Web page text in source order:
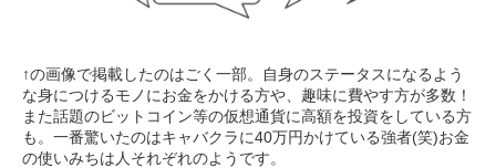
↑の画像で掲載したのはごく一部。自身のステータスになるよう
な身につけるモノにお金をかける方や、趣味に費やす方が多数！
また話題のビットコイン等の仮想通貨に高額を投資をしている方
も。一番驚いたのはキャバクラに40万円かけている強者(笑)お金
の使いみちは人それぞれのようです。